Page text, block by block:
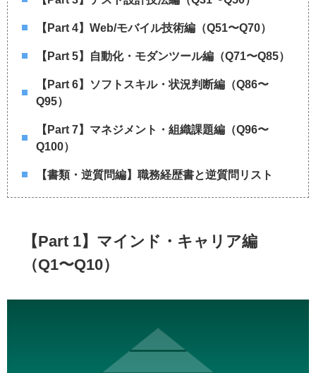
【Part 4】Web/モバイル技術編（Q51〜Q70）
【Part 5】自動化・モダンツール編（Q71〜Q85）
【Part 6】ソフトスキル・状況判断編（Q86〜
Q95）
【Part 7】マネジメント・組織課題編（Q96〜
Q100）
【書類・逆質問編】職務経歴書と逆質問リスト
【Part 1】マインド・キャリア編
（Q1〜Q10）